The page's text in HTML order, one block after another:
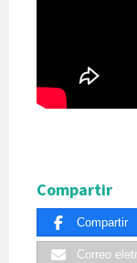
Compartir
Compartir
Correo